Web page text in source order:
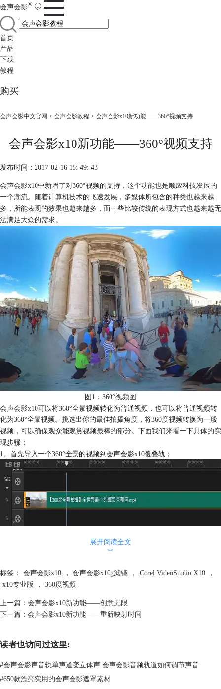
会声会影®
首页
产品
下载
教程
购买
会声会影中文官网 > 会声会影教程 > 会声会影x10新功能——360°视频支持
会声会影x10新功能——360°视频支持
发布时间：2017-02-16 15: 49: 43
会声会影x10中新增了对360°视频的支持，这个功能也是顺应科技发展的
一个潮流。随着计算机技术的飞速发展，多媒体所包含的种类也越来越
多，所能表现的效果也越来越多，而一些比较传统的表现方式也越来越无
法满足大众的需求。
图1：360°视频图
会声会影x10可以将360°全景视频转化为普通视频，也可以将普通视频转
化为360°全景视频。挑选出你的最佳拍摄角度，将360度视频转换为一般
视频，可以确保观众能观赏视频最棒的部分。下面我们来看一下具体的实
现步骤：
1、首先导入一个360°全景的视频到会声会影x10覆叠轨；
2、选择视频，点击菜单栏上的“工具”，在下拉菜单中选择“360到标准”；
展开阅读全文
︾
标签： 会声会影x10 ， 会声会影x10g滤镜 ， Corel VideoStudio X10
，
x10专业版
， 360度视频
上一篇： 会声会影x10新功能——创意无限
下一篇： 会声会影x10新功能——重新映射时间
读者也访问过这里:
#会声会影声音轨单声道变立体声 会声会影音频轨道如何调节声音
#650款漂亮实用的会声会影遮罩素材